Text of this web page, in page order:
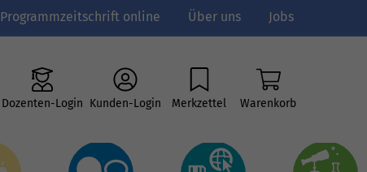
online Über uns Jobs
Dozenten-Login Kunden-Login Merkzettel Warenkorb